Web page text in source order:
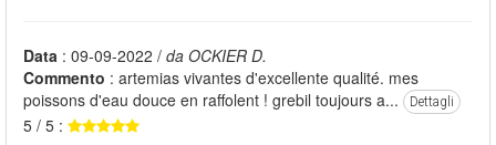
Data : 09-09-2022 / da OCKIER D.
Commento : artemias vivantes d'excellente qualité. mes
poissons d'eau douce en raffolent ! grebil toujours a...
Dettagli
5 / 5 :